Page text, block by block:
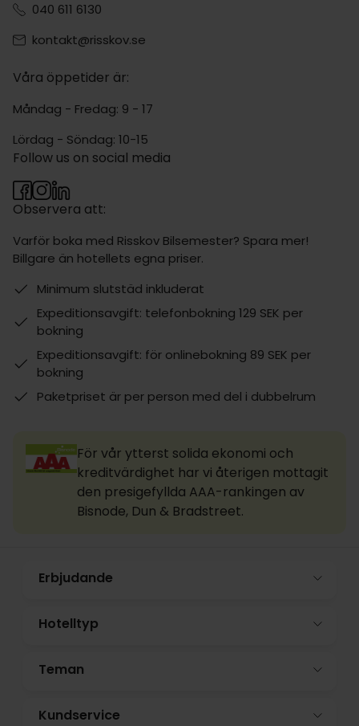
040 611 6130
kontakt@risskov.se
Våra öppetider är:
Måndag - Fredag: 9 - 17
Lördag - Söndag: 10-15
Observera att:
Varför boka med Risskov Bilsemester? Spara mer!
Billgare än hotellets egna priser.
Minimum slutstäd inkluderat
Expeditionsavgift: telefonbokning 129 SEK per
bokning
Expeditionsavgift: för onlinebokning 89 SEK per
bokning
Paketpriset är per person med del i dubbelrum
Follow us on social media
För vår ytterst solida ekonomi och
kreditvärdighet har vi återigen mottagit
den presigefyllda AAA-rankingen av
Bisnode, Dun & Bradstreet.
Erbjudande
Hotelltyp
Teman
Kundservice